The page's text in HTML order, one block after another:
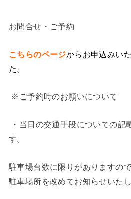
お問合せ・ご予約
こちらのページからお申込みい
た。
※ ご予約時のお願いについて
・当日の交通手段についての記
す。
駐車場台数に限りがありますので
駐車場所を改めてお知らせいたし